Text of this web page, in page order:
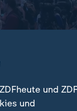
und
und